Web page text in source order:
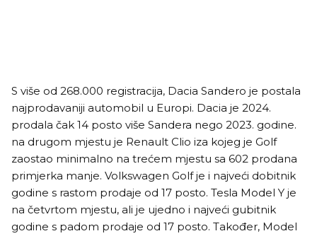
S više od 268.000 registracija, Dacia Sandero je postala
najprodavaniji automobil u Europi. Dacia je 2024.
prodala čak 14 posto više Sandera nego 2023. godine.
na drugom mjestu je Renault Clio iza kojeg je Golf
zaostao minimalno na trećem mjestu sa 602 prodana
primjerka manje. Volkswagen Golf je i najveći dobitnik
godine s rastom prodaje od 17 posto. Tesla Model Y je
na četvrtom mjestu, ali je ujedno i najveći gubitnik
godine s padom prodaje od 17 posto. Također, Model